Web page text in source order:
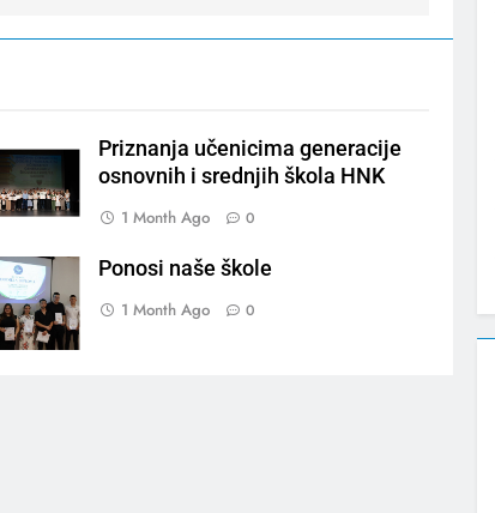
Priznanja učenicima generacije
osnovnih i srednjih škola HNK
1 Month Ago 0
Ponosi naše škole
1 Month Ago 0